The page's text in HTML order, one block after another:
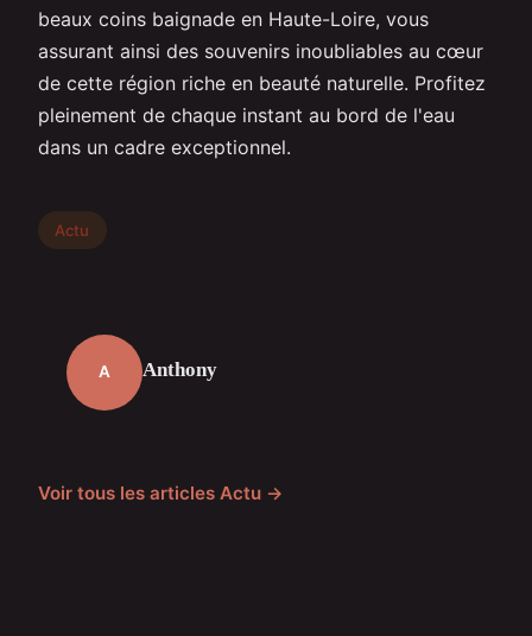
beaux coins baignade en Haute-Loire, vous
assurant ainsi des souvenirs inoubliables au cœur
de cette région riche en beauté naturelle. Profitez
pleinement de chaque instant au bord de l'eau
dans un cadre exceptionnel.
Actu
A Anthony
Voir tous les articles Actu →